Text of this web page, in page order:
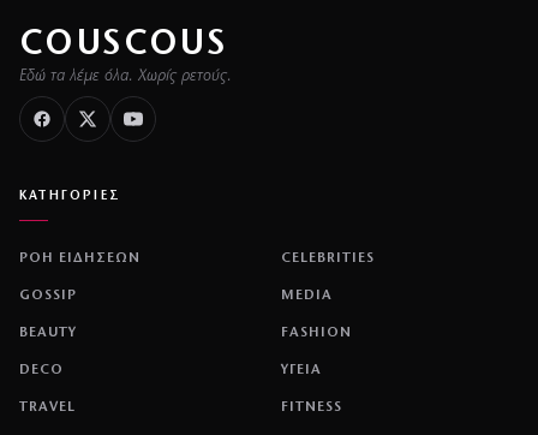
COUSCOUS
Εδώ τα λέμε όλα. Χωρίς ρετούς.
ΚΑΤΗΓΟΡΙΕΣ
ΡΟΗ ΕΙΔΗΣΕΩΝ CELEBRITIES
GOSSIP MEDIA
BEAUTY FASHION
DECO ΥΓΕΙΑ
TRAVEL FITNESS